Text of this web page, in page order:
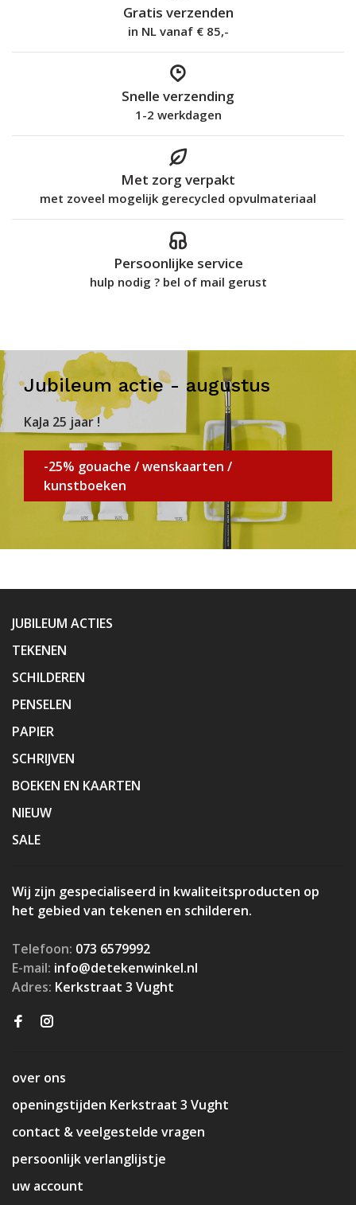
Gratis verzenden
in NL vanaf € 85,-
Snelle verzending
1-2 werkdagen
Met zorg verpakt
met zoveel mogelijk gerecycled opvulmateriaal
Persoonlijke service
hulp nodig ? bel of mail gerust
Jubileum actie - augustus
KaJa 25 jaar !
-25% gouache / wenskaarten /
kunstboeken
JUBILEUM ACTIES
TEKENEN
SCHILDEREN
PENSELEN
PAPIER
SCHRIJVEN
BOEKEN EN KAARTEN
NIEUW
SALE
Wij zijn gespecialiseerd in kwaliteitsproducten op
het gebied van tekenen en schilderen.
Telefoon: 073 6579992
E-mail: info@detekenwinkel.nl
Adres: Kerkstraat 3 Vught
over ons
openingstijden Kerkstraat 3 Vught
contact & veelgestelde vragen
persoonlijk verlanglijstje
uw account